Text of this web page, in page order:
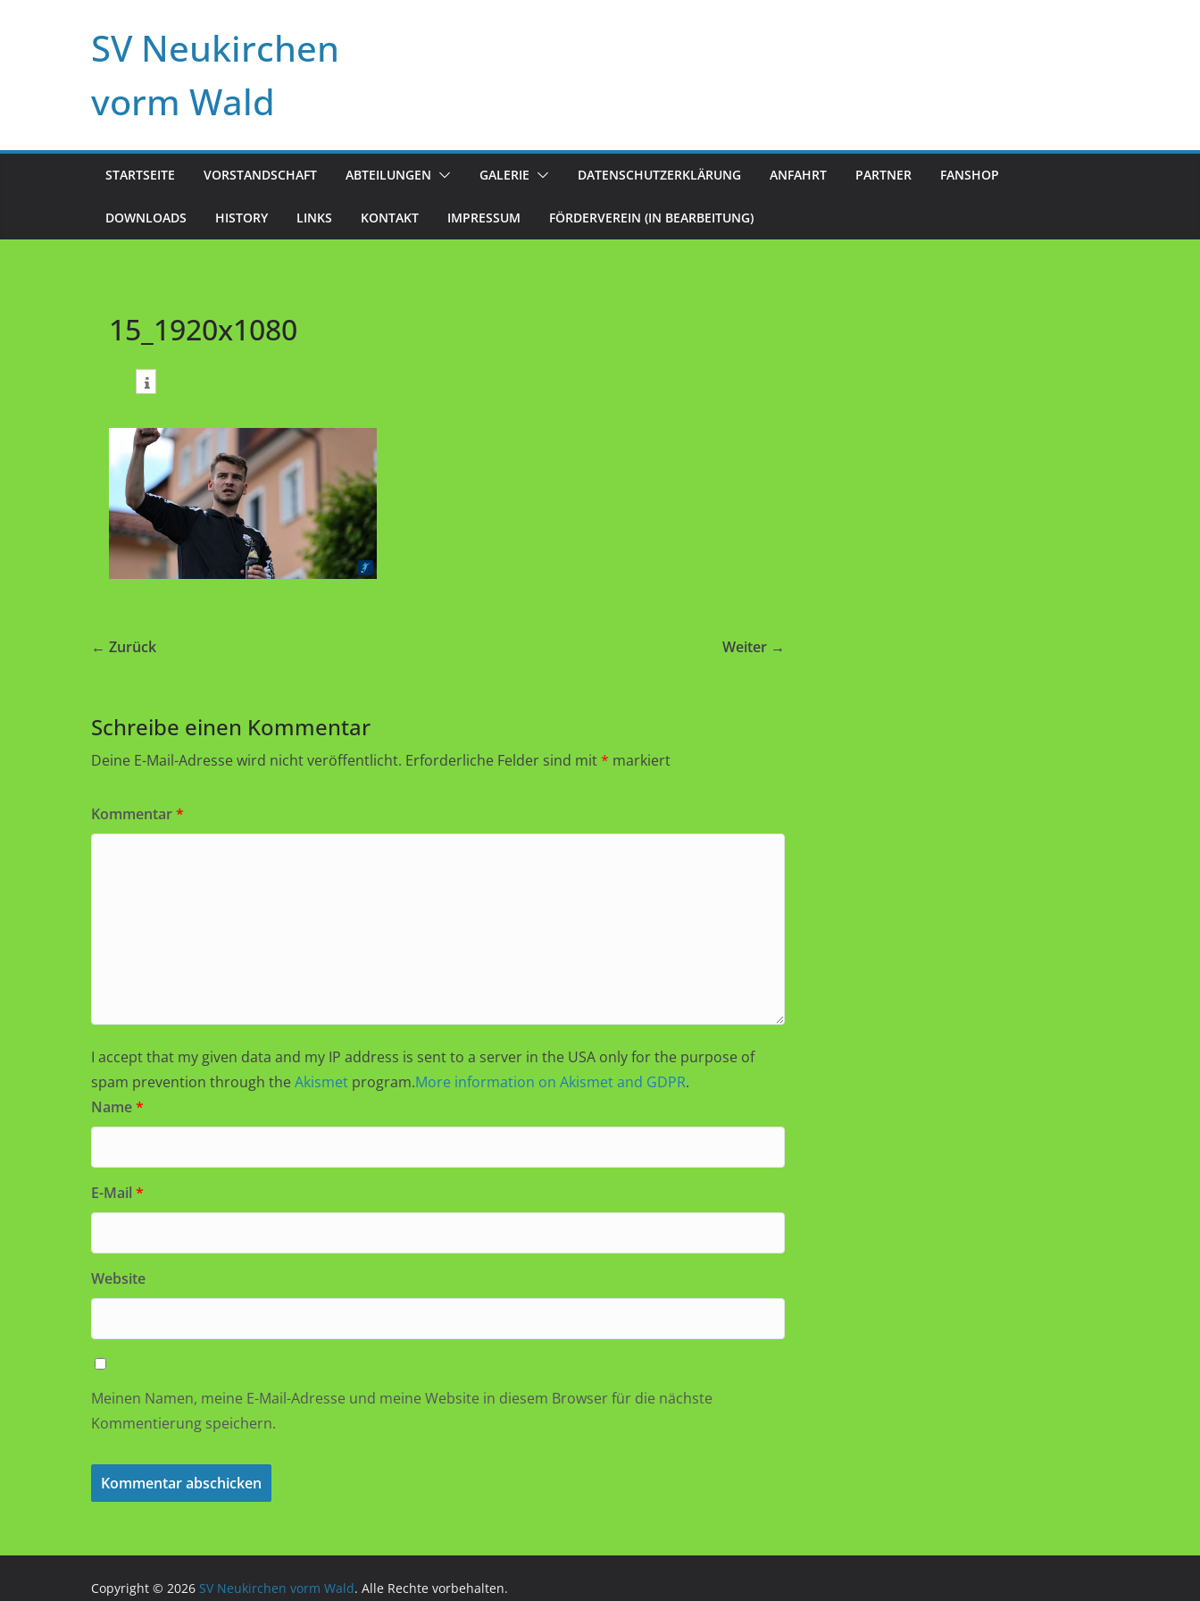
SV Neukirchen
vorm Wald
STARTSEITE VORSTANDSCHAFT ABTEILUNGEN GALERIE DATENSCHUTZERKLÄRUNG ANFAHRT PARTNER FANSHOP
DOWNLOADS HISTORY LINKS KONTAKT IMPRESSUM FÖRDERVEREIN (IN BEARBEITUNG)
15_1920x1080
← Zurück Weiter →
Schreibe einen Kommentar
Deine E-Mail-Adresse wird nicht veröffentlicht. Erforderliche Felder sind mit* markiert
Kommentar*
I accept that my given data and my IP address is sent to a server in the USA only for the purpose of
spam prevention through theAkismet program.More information on Akismet and GDPR.
Name*
E-Mail *
Website
Meinen Namen, meine E-Mail-Adresse und meine Website in diesem Browser für die nächste
Kommentierung speichern.
Copyright © 2026 SV Neukirchen vorm Wald. Alle Rechte vorbehalten.